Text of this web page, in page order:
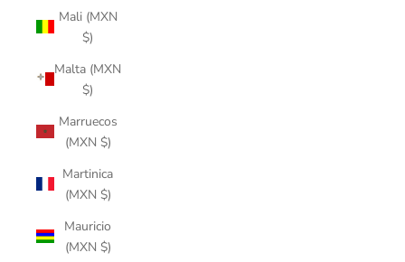
Mali (MXN
$)
Malta (MXN
$)
Marruecos
(MXN $)
Martinica
(MXN $)
Mauricio
(MXN $)